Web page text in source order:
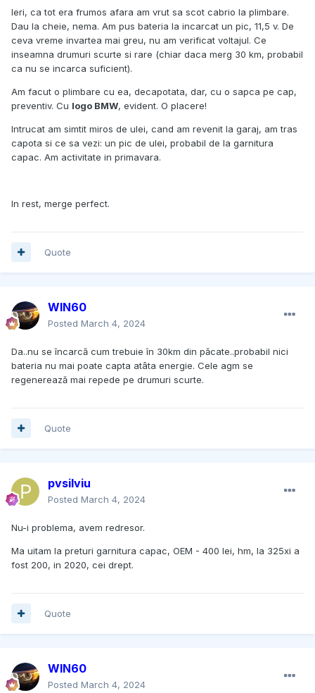
Ieri, ca tot era frumos afara am vrut sa scot cabrio la plimbare.
Dau la cheie, nema. Am pus bateria la incarcat un pic, 11,5 v. De
ceva vreme invartea mai greu, nu am verificat voltajul. Ce
inseamna drumuri scurte si rare (chiar daca merg 30 km, probabil
ca nu se incarca suficient).
Am facut o plimbare cu ea, decapotata, dar, cu o sapca pe cap,
preventiv. Cu logo BMW, evident. O placere!
Intrucat am simtit miros de ulei, cand am revenit la garaj, am tras
capota si ce sa vezi: un pic de ulei, probabil de la garnitura
capac. Am activitate in primavara.
In rest, merge perfect.
Quote
WIN60
Posted March 4, 2024
Da..nu se încarcă cum trebuie în 30km din păcate..probabil nici
bateria nu mai poate capta atâta energie. Cele agm se
regenerează mai repede pe drumuri scurte.
Quote
pvsilviu
Posted March 4, 2024
Nu-i problema, avem redresor.
Ma uitam la preturi garnitura capac, OEM - 400 lei, hm, la 325xi a
fost 200, in 2020, cei drept.
Quote
WIN60
Posted March 4, 2024